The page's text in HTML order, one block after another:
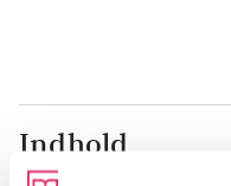
Indhold
Seneste udgave, musik (cd)